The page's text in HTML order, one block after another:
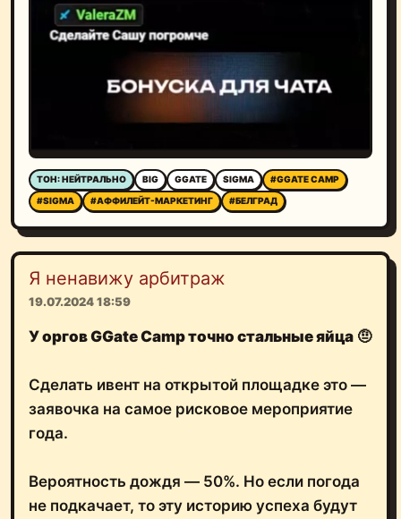
ТОН: НЕЙТРАЛЬНО BIG GGATE SIGMA
#GGATE CAMP
#SIGMA
#АФФИЛЕЙТ-МАРКЕТИНГ #БЕЛГРАД
Я ненавижу арбитраж
19.07.2024 18:59
У оргов GGate Camp точно стальные яйца 🤨
Сделать ивент на открытой площадке это ―
заявочка на самое рисковое мероприятие
года.
Вероятность дождя ― 50%. Но если погода
не подкачает, то эту историю успеха будут